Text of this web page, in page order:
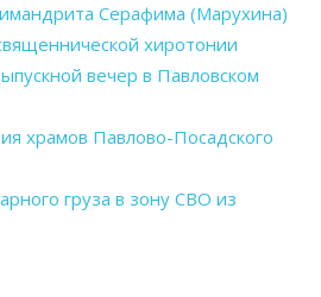
Серафима (Марухина)
хиротонии
вечер в Павловском
храмов Павлово-Посадского
груза в зону СВО из